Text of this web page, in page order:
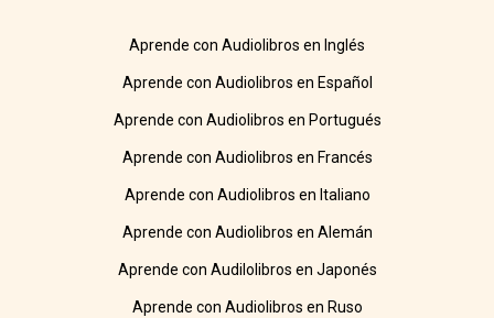
Aprende con Audiolibros en Inglés
Aprende con Audiolibros en Español
Aprende con Audiolibros en Portugués
Aprende con Audiolibros en Francés
Aprende con Audiolibros en Italiano
Aprende con Audiolibros en Alemán
Aprende con Audilolibros en Japonés
Aprende con Audiolibros en Ruso